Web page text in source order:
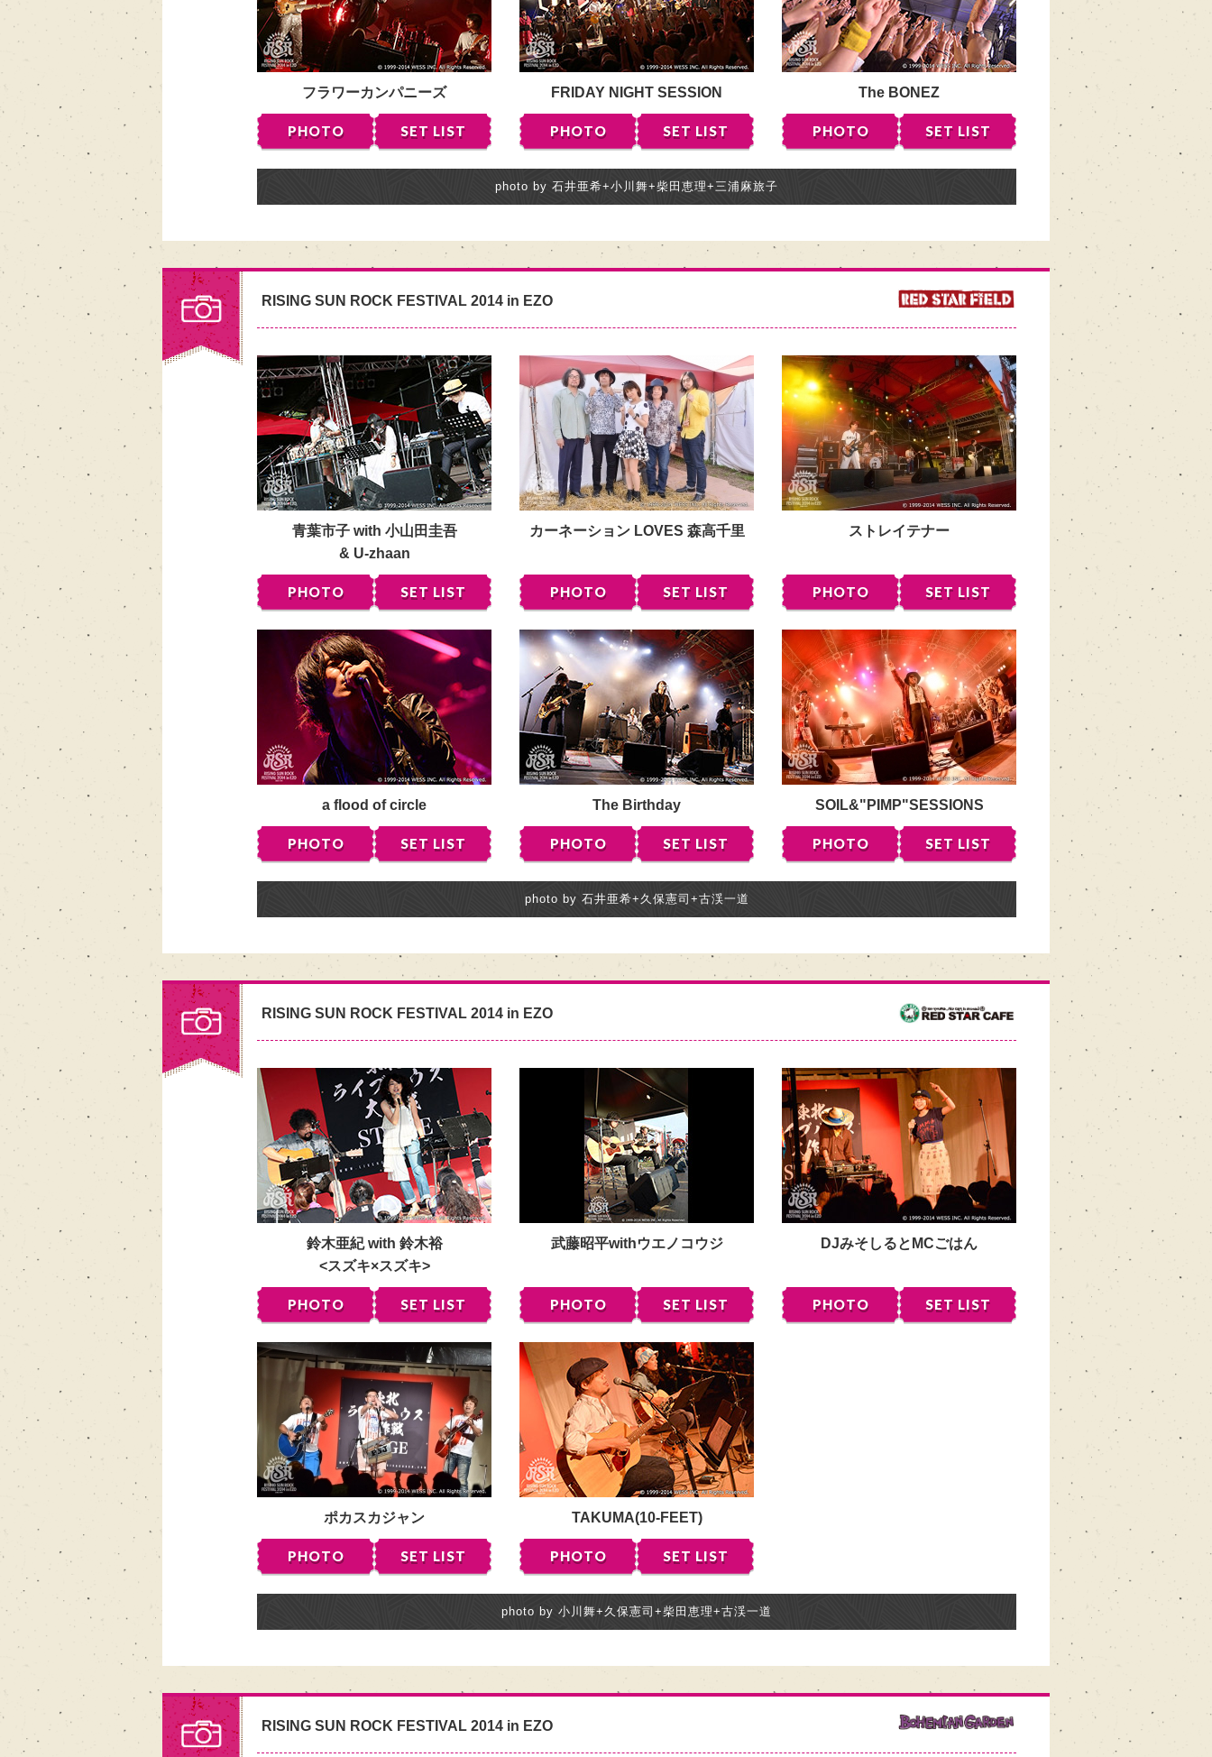
フラワーカンパニーズ
PHOTO SET LIST
FRIDAY NIGHT SESSION
PHOTO SET LIST
The BONEZ
PHOTO SET LIST
photo by 石井亜希+小川舞+柴田恵理+三浦麻旅子
RISING SUN ROCK FESTIVAL 2014 in EZO
青葉市子 with 小山田圭吾
& U-zhaan
PHOTO SET LIST
カーネーション LOVES 森高千里
PHOTO SET LIST
ストレイテナー
PHOTO SET LIST
a flood of circle
PHOTO SET LIST
The Birthday
PHOTO SET LIST
SOIL&"PIMP"SESSIONS
PHOTO SET LIST
photo by 石井亜希+久保憲司+古渓一道
RISING SUN ROCK FESTIVAL 2014 in EZO
鈴木亜紀 with 鈴木裕
<スズキ×スズキ>
PHOTO SET LIST
武藤昭平withウエノコウジ
PHOTO SET LIST
DJみそしるとMCごはん
PHOTO SET LIST
ポカスカジャン
PHOTO SET LIST
TAKUMA(10-FEET)
PHOTO SET LIST
photo by 小川舞+久保憲司+柴田恵理+古渓一道
RISING SUN ROCK FESTIVAL 2014 in EZO